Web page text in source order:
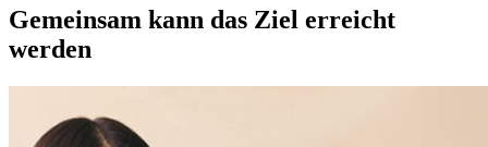
Gemeinsam kann das Ziel erreicht
werden